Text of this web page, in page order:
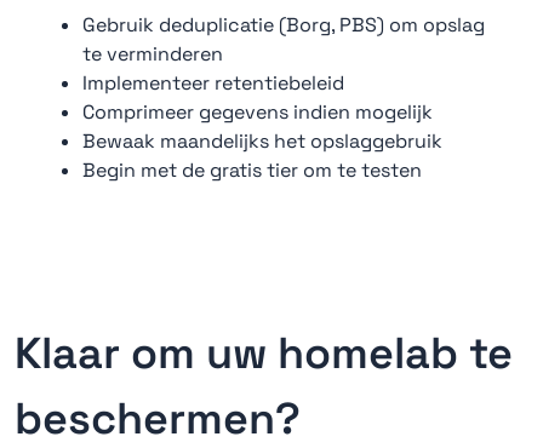
Gebruik deduplicatie (Borg, PBS) om opslag
te verminderen
Implementeer retentiebeleid
Comprimeer gegevens indien mogelijk
Bewaak maandelijks het opslaggebruik
Begin met de gratis tier om te testen
Klaar om uw homelab te
beschermen?